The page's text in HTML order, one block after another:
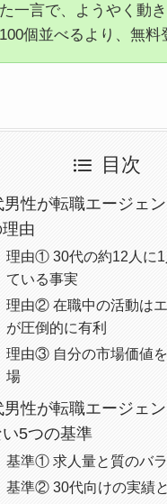
一言で、ようやく動
個並べるより、無料
目次
男性が転職エージェ
由
理由① 30代の約12人に
ている事実
理由② 在職中の活動は
が圧倒的に有利
理由③ 自分の市場価値
場
男性が転職エージェ
い5つの基準
基準① 求人量と質のバ
基準② 30代向けの実績